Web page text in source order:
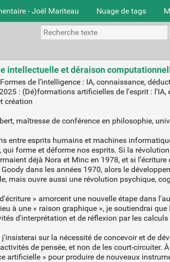
- Joël Mariteau Nuage de tags
intellectuelle et déraison
de l’intelligence : IA, connaissance,
: (Dé)formations artificielles de l'esprit :
création
maîtresse de conférence en philosophie,
entre esprits humains et machines
forme et déforme nos esprits. Si la
déjà Nora et Minc en 1978, et si
dans les années 1970, alors le
mais ouvre aussi une révolution psychique,
» amorcent une nouvelle étape dans
à une « raison graphique », je soutiendrai
d'interprétation et de réflexion par les
sur la nécessité de concevoir et de
de pensée, et non de les court-circuiter.
artificielle » pour produire de nouveaux